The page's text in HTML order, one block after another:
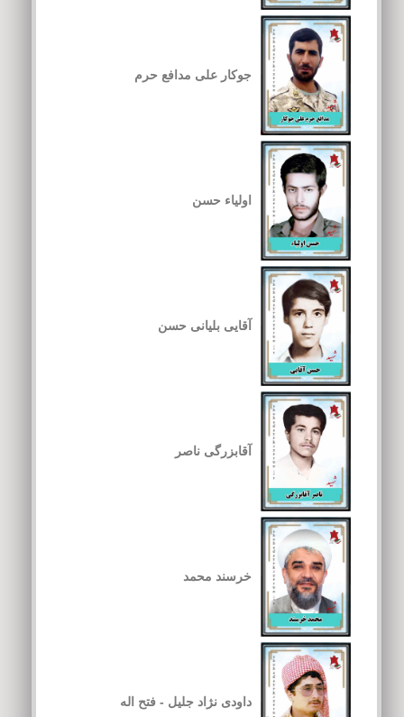
جوکار علی مدافع حرم
اولیاء حسن
آقایی بلیانی حسن
آقابزرگی ناصر
خرسند محمد
داودی نژاد جلیل - فتح اله